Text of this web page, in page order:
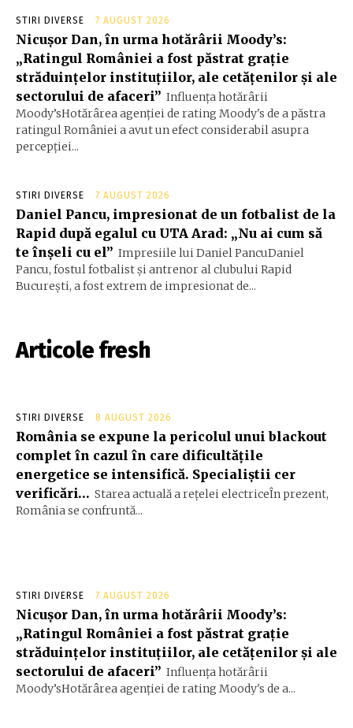
STIRI DIVERSE 7 AUGUST 2026
Nicușor Dan, în urma hotărârii Moody’s:
„Ratingul României a fost păstrat grație
străduințelor instituțiilor, ale cetățenilor și ale
sectorului de afaceri” Influența hotărârii
Moody’sHotărârea agenției de rating Moody's de a păstra
ratingul României a avut un efect considerabil asupra
percepției...
STIRI DIVERSE 7 AUGUST 2026
Daniel Pancu, impresionat de un fotbalist de la
Rapid după egalul cu UTA Arad: „Nu ai cum să
te înșeli cu el” Impresiile lui Daniel PancuDaniel
Pancu, fostul fotbalist și antrenor al clubului Rapid
București, a fost extrem de impresionat de...
Articole fresh
STIRI DIVERSE 8 AUGUST 2026
România se expune la pericolul unui blackout
complet în cazul în care dificultățile
energetice se intensifică. Specialiștii cer
verificări… Starea actuală a rețelei electriceÎn prezent,
România se confruntă...
STIRI DIVERSE 7 AUGUST 2026
Nicușor Dan, în urma hotărârii Moody’s:
„Ratingul României a fost păstrat grație
străduințelor instituțiilor, ale cetățenilor și ale
sectorului de afaceri” Influența hotărârii
Moody’sHotărârea agenției de rating Moody's de a...